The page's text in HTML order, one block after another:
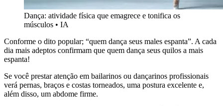
Dança: atividade física que emagrece e tonifica os
músculos • IA
Conforme o dito popular; “quem dança seus males espanta”. A cada
dia mais adeptos confirmam que quem dança seus quilos a mais
espanta!
Se você prestar atenção em bailarinos ou dançarinos profissionais
verá pernas, braços e costas torneados, uma postura excelente e,
além disso, um abdome firme.